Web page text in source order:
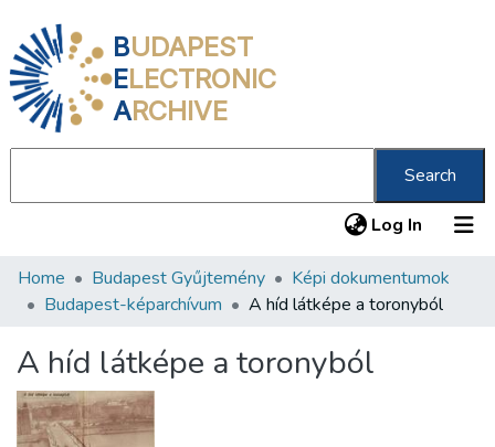
BUDAPEST
ELECTRONIC
ARCHIVE
Search
Log In (current)
Communities & Collections
Statistics
About us
Home Budapest Gyűjtemény
Képi dokumentumok
Budapest-képarchívum
A híd látképe a toronyból
A híd látképe a toronyból